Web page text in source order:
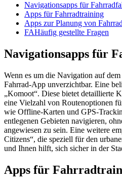
Navigationsapps für
Apps für Fahrradtraining
Apps zur Planung von
FAHäufig gestellte Fragen
Navigationsapps für
Wenn es um die Navigation auf
Fahrrad-App unverzichtbar. Eine
„Komoot“. Diese bietet detaillierte
eine Vielzahl von Routenoptionen
wie Offline-Karten und GPS-
entlegenen Gebieten navigieren,
angewiesen zu sein. Eine weitere
Citizens“, die speziell für den
und Ihnen hilft, sich sicher in der
Apps für